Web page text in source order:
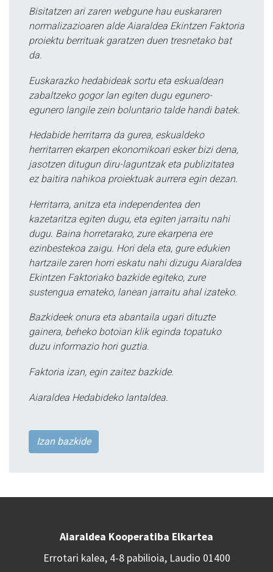
Bisitatzen ari zaren webgune hau euskararen
normalizazioaren alde Aiaraldea Ekintzen Faktoria
proiektu berrituak garatzen duen tresnetako bat
da.
Euskarazko hedabideak sortu eta eskualdean
zabaltzeko gogor lan egiten dugu egunero-
egunero langile zein boluntario talde handi batek.
Hedabide herritarra da gurea, eskualdeko
herritarren ekarpen ekonomikoari esker bizi dena,
jasotzen ditugun diru-laguntzak eta publizitatea
ez baitira nahikoa proiektuak aurrera egin dezan.
Herritarra, anitza eta independentea den
kazetaritza egiten dugu, eta egiten jarraitu nahi
dugu. Baina horretarako, zure ekarpena ere
ezinbestekoa zaigu. Hori dela eta, gure edukien
hartzaile zaren horri eskatu nahi dizugu Aiaraldea
Ekintzen Faktoriako bazkide egiteko, zure
sustengua emateko, lanean jarraitu ahal izateko.
Bazkideek onura eta abantaila ugari dituzte
gainera, beheko botoian klik eginda topatuko
duzu informazio hori guztia.
Faktoria izan, egin zaitez bazkide.
Aiaraldea Hedabideko lantaldea.
Izan bazkide
Aiaraldea Kooperatiba Elkartea
Errotari kalea, 4-8 pabilioia, Laudio 01400